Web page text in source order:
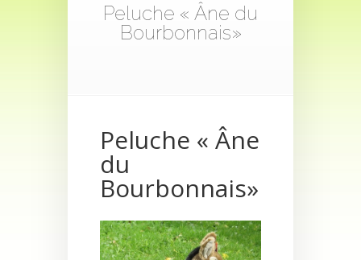
Peluche « Âne du
Bourbonnais»
Peluche « Âne
du
Bourbonnais»